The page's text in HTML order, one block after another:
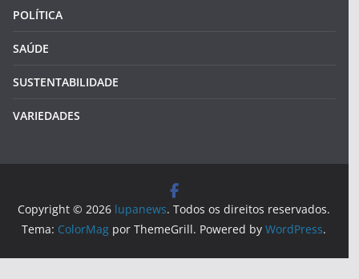
POLÍTICA
SAÚDE
SUSTENTABILIDADE
VARIEDADES
Copyright © 2026 lupanews. Todos os direitos reservados.
Tema: ColorMag por ThemeGrill. Powered byWordPress.